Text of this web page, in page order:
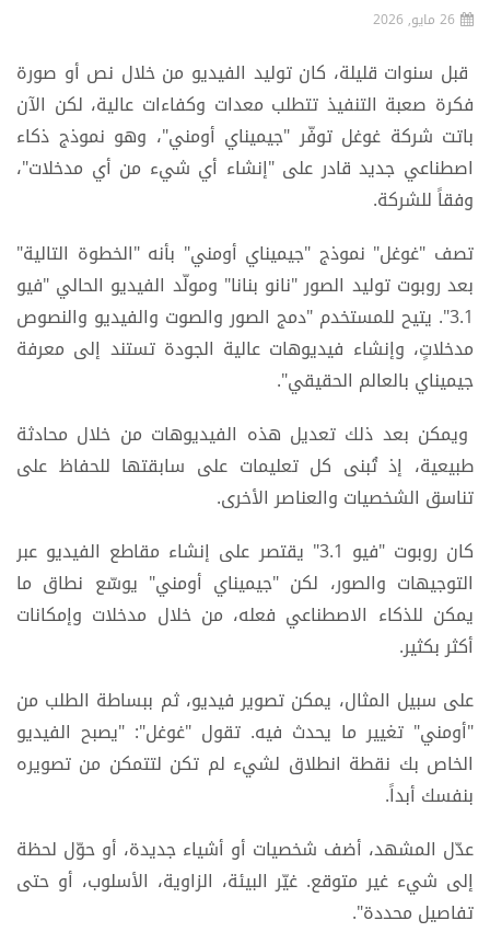
26 مايو, 2026
قبل سنوات قليلة، كان توليد الفيديو من خلال نص أو صورة
فكرة صعبة التنفيذ تتطلب معدات وكفاءات عالية، لكن الآن
باتت شركة غوغل توفّر "جيميناي أومني"، وهو نموذج ذكاء
اصطناعي جديد قادر على "إنشاء أي شيء من أي مدخلات"،
وفقاً للشركة.
تصف "غوغل" نموذج "جيميناي أومني" بأنه "الخطوة التالية"
بعد روبوت توليد الصور "نانو بنانا" ومولّد الفيديو الحالي "فيو
3.1". يتيح للمستخدم "دمج الصور والصوت والفيديو والنصوص
مدخلاتٍ، وإنشاء فيديوهات عالية الجودة تستند إلى معرفة
جيميناي بالعالم الحقيقي".
ويمكن بعد ذلك تعديل هذه الفيديوهات من خلال محادثة
طبيعية، إذ تُبنى كل تعليمات على سابقتها للحفاظ على
تناسق الشخصيات والعناصر الأخرى.
كان روبوت "فيو 3.1" يقتصر على إنشاء مقاطع الفيديو عبر
التوجيهات والصور، لكن "جيميناي أومني" يوسّع نطاق ما
يمكن للذكاء الاصطناعي فعله، من خلال مدخلات وإمكانات
أكثر بكثير.
على سبيل المثال، يمكن تصوير فيديو، ثم ببساطة الطلب من
"أومني" تغيير ما يحدث فيه. تقول "غوغل": "يصبح الفيديو
الخاص بك نقطة انطلاق لشيء لم تكن لتتمكن من تصويره
بنفسك أبداً.
عدّل المشهد، أضف شخصيات أو أشياء جديدة، أو حوّل لحظة
إلى شيء غير متوقع. غيّر البيئة، الزاوية، الأسلوب، أو حتى
تفاصيل محددة".